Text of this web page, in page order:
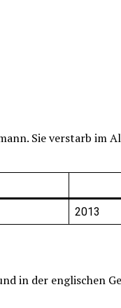
Sie verstarb im
2013
in der englischen